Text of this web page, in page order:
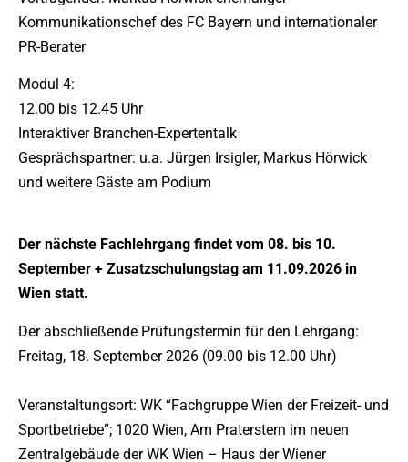
Kommunikationschef des FC Bayern und internationaler
PR-Berater
Modul 4:
12.00 bis 12.45 Uhr
Interaktiver Branchen-Expertentalk
Gesprächspartner: u.a. Jürgen Irsigler, Markus Hörwick
und weitere Gäste am Podium
Der nächste Fachlehrgang findet vom 08. bis 10.
September + Zusatzschulungstag am 11.09.2026 in
Wien statt.
Der abschließende Prüfungstermin für den Lehrgang:
Freitag, 18. September 2026 (09.00 bis 12.00 Uhr)
Veranstaltungsort: WK “Fachgruppe Wien der Freizeit- und
Sportbetriebe”; 1020 Wien, Am Praterstern im neuen
Zentralgebäude der WK Wien – Haus der Wiener